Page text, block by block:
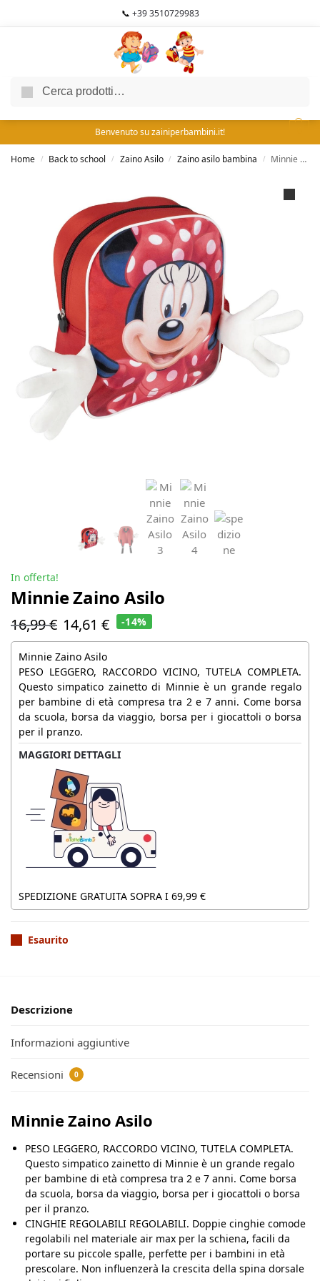
📞 +39 3510729983
Benvenuto su zainiperbambini.it!
Home / Back to school / Zaino Asilo / Zaino asilo bambina / Minnie Zaino Asilo
In offerta!
Minnie Zaino Asilo
16,99€ 14,61 € -14%
Minnie Zaino Asilo
PESO LEGGERO, RACCORDO VICINO, TUTELA COMPLETA.
Questo simpatico zainetto di Minnie è un grande regalo
per bambine di età compresa tra 2 e 7 anni. Come borsa
da scuola, borsa da viaggio, borsa per i giocattoli o borsa
per il pranzo.
MAGGIORI DETTAGLI
SPEDIZIONE GRATUITA SOPRA I 69,99 €
Esaurito
Descrizione
Informazioni aggiuntive
Recensioni 0
Minnie Zaino Asilo
PESO LEGGERO, RACCORDO VICINO, TUTELA COMPLETA.
Questo simpatico zainetto di Minnie è un grande regalo
per bambine di età compresa tra 2 e 7 anni. Come borsa
da scuola, borsa da viaggio, borsa per i giocattoli o borsa
per il pranzo.
CINGHIE REGOLABILI REGOLABILI. Doppie cinghie comode
regolabili nel materiale air max per la schiena, facili da
portare su piccole spalle, perfette per i bambini in età
prescolare. Non influenzerà la crescita della spina dorsale